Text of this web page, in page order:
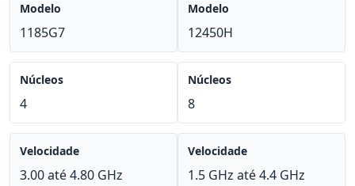
Modelo
1185G7
Núcleos
4
Velocidade
3.00 até 4.80 GHz
Modelo
12450H
Núcleos
8
Velocidade
1.5 GHz até 4.4 GHz